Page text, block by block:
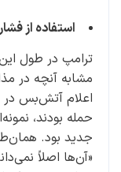
استفاده از
ترامپ در طول
مشابه آنچه در
اعلام آتش‌بس
حمله بودند،
جدید بود.
«آن‌ها اصلاً